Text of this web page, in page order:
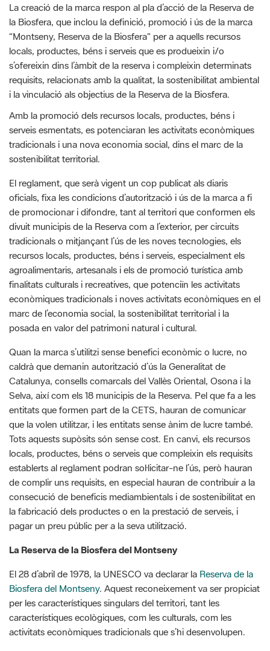
“Montseny, Reserva de la Biosfera” per a aquells recursos
locals, productes, béns i serveis que es produeixin i/o
s’ofereixin dins l’àmbit de la reserva i compleixin determinats
requisits, relacionats amb la qualitat, la sostenibilitat ambiental
i la vinculació als objectius de la Reserva de la Biosfera.
Amb la promoció dels recursos locals, productes, béns i
serveis esmentats, es potenciaran les activitats econòmiques
tradicionals i una nova economia social, dins el marc de la
sostenibilitat territorial.
El reglament, que serà vigent un cop publicat als diaris
de promocionar i difondre, tant al territori que conformen els
divuit municipis de la Reserva com a l’exterior, per circuits
tradicionals o mitjançant l’ús de les noves tecnologies, els
recursos locals, productes, béns i serveis, especialment els
agroalimentaris, artesanals i els de promoció turística amb
finalitats culturals i recreatives, que potenciïn les activitats
econòmiques tradicionals i noves activitats econòmiques en el
marc de l’economia social, la sostenibilitat territorial i la
posada en valor del patrimoni natural i cultural.
Quan la marca s’utilitzi sense benefici econòmic o lucre, no
caldrà que demanin autorització d’ús la Generalitat de
Catalunya, consells comarcals del Vallès Oriental, Osona i la
Selva, així com els 18 municipis de la Reserva. Pel que fa a les
entitats que formen part de la CETS, hauran de comunicar
que la volen utilitzar, i les entitats sense ànim de lucre també.
Tots aquests supòsits són sense cost. En canvi, els recursos
locals, productes, béns o serveis que compleixin els requisits
establerts al reglament podran sol·licitar-ne l’ús, però hauran
de complir uns requisits, en especial hauran de contribuir a la
consecució de beneficis mediambientals i de sostenibilitat en
la fabricació dels productes o en la prestació de serveis, i
pagar un preu públic per a la seva utilització.
La Reserva de la Biosfera del Montseny
El 28 d’abril de 1978, la UNESCO va declarar la
. Aquest reconeixement va ser propiciat
per les característiques singulars del territori, tant les
característiques ecològiques, com les culturals, com les
activitats econòmiques tradicionals que s’hi desenvolupen.
La Reserva de la Biosfera del Montseny comprèn els termes
municipals d’Aiguafreda, Arbúcies, Breda, el Brull, Campins,